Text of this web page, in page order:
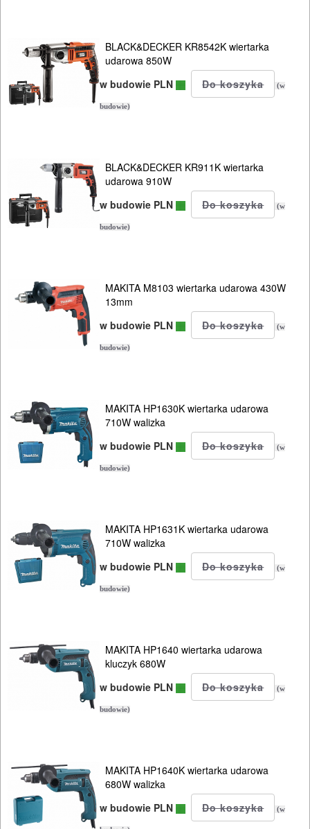
WARSZTATOWE
RĘCZNE
NARZĘDZIA
HYDRAULICZNE
NARZĘDZIA
INSTALACYJNE,
PNEUMATYCZNE
AKCESORIA
KOMPRESORY
NARZĘDZIA
URZĄDZENIA
ROZRUCHOWE
PROSTOWNIKI
AGREGATY
PRĄDOWE
ODZIEŻ
BHP
SPRZĘT
PILARKI-
KOSIARKI-
KOSY
BLACK&DECKER KR8542K wiertarka
udarowa 850W
w budowie PLN
(w
budowie)
BLACK&DECKER KR911K wiertarka
udarowa 910W
w budowie PLN
(w
budowie)
MAKITA M8103 wiertarka udarowa 430W
13mm
w budowie PLN
(w
budowie)
MAKITA HP1630K wiertarka udarowa
710W walizka
w budowie PLN
(w
budowie)
MAKITA HP1631K wiertarka udarowa
710W walizka
w budowie PLN
(w
budowie)
MAKITA HP1640 wiertarka udarowa
kluczyk 680W
w budowie PLN
(w
budowie)
MAKITA HP1640K wiertarka udarowa
680W walizka
w budowie PLN
(w